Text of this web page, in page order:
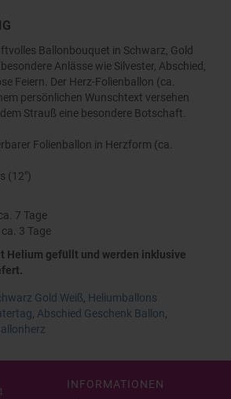
Ballonbouquet in Schwarz, Gold
Anlässe wie Silvester, Abschied,
Feiern. Der Herz-Folienballon (ca.
persönlichen Wunschtext versehen
Strauß eine besondere Botschaft.
Folienballon in Herzform (ca.
(12")
7 Tage
3 Tage
Helium gefüllt und werden inklusive
Gold Weiß Heliumballons
Abschied Geschenk Ballon
INFORMATIONEN